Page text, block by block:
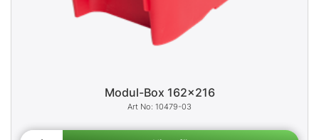
Modul-Box 162x216
10479-03